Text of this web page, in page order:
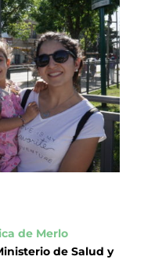
de Merlo
de Salud y